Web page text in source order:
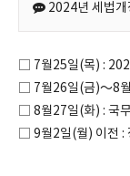
2024년 세법개
□ 7월25일(목) :
□ 7월26일(금)～8
□ 8월27일(화) : 국
□ 9월2일(월) 이전 :